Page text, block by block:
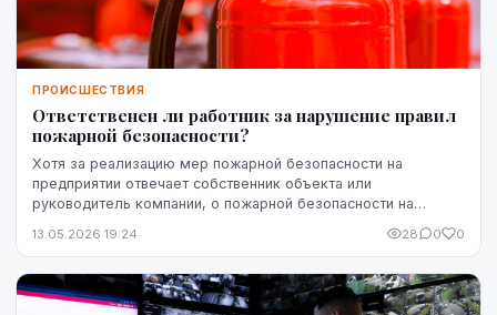
ПРОИСШЕСТВИЯ
Ответственен ли работник за нарушение правил
пожарной безопасности?
Хотя за реализацию мер пожарной безопасности на
предприятии отвечает собственник объекта или
руководитель компании, о пожарной безопасности на
работников ...
13.05.2026 19:24 28 0 0